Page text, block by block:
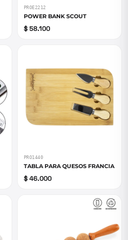
PROE2212
POWER BANK SCOUT
$ 58.100
PRO1440
TABLA PARA QUESOS FRANCIA
$ 46.000